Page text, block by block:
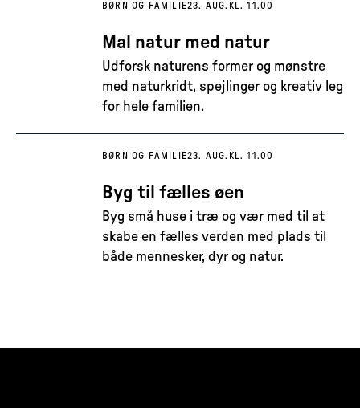
BØRN OG FAMILIE23. AUG. KL. 11.00
Mal natur med natur
Udforsk naturens former og mønstre
med naturkridt, spejlinger og kreativ leg
for hele familien.
BØRN OG FAMILIE23. AUG. KL. 11.00
Byg til fælles øen
Byg små huse i træ og vær med til at
skabe en fælles verden med plads til
både mennesker, dyr og natur.